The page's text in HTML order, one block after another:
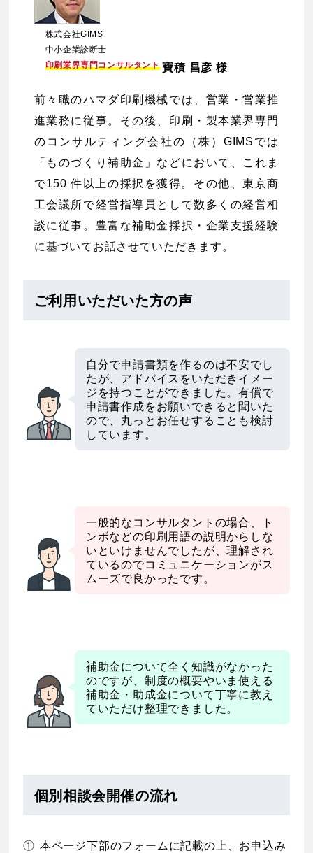
株式会社GIMS
中小企業診断士
印刷業界専門コンサルタント 寶積 昌彦 様
前々職のハマダ印刷機械では、営業・営業推
進業務に従事。その後、印刷・製本業界専門
のコンサルティング会社の（株）GIMSでは
「ものづくり補助金」などにおいて、これま
で150 件以上の採択を獲得。その他、東京商
工会議所で経営指導員として数多くの経営相
談に従事。豊富な補助金採択・企業支援経験
に基づいてお話させていただきます。
ご利用いただいた方の声
自分で申請書類を作るのは不安でし
たが、アドバイスをいただきイメー
ジを持つことができました。有償で
申請書作成をお願いできると聞いた
ので、丸っとお任せすることも検討
しています。
一般的なコンサルタントの場合、ト
ンボなどの印刷用語の説明からしな
いといけませんでしたが、理解され
ているのでコミュニケーションがス
ムーズで良かったです。
補助金について全く知識がなかった
のですが、制度の概要やいま使える
補助金・助成金について丁寧に教え
ていただけ整理できました。
個別相談会開催の流れ
① 本ページ下部のフォームに記載の上、お申込み